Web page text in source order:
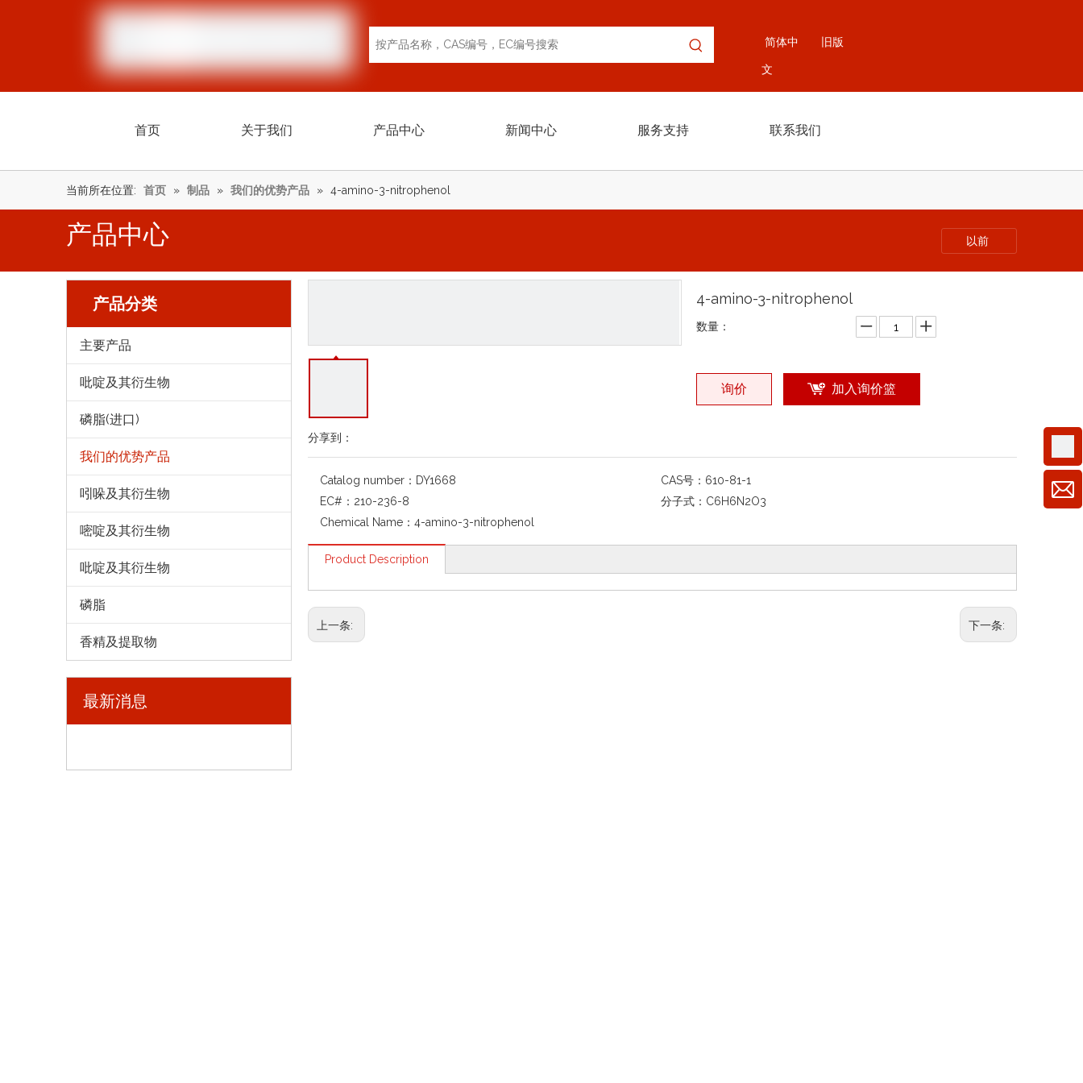
简体中
文
旧版
首页 关于我们 产品中心 新闻中心 服务支持 联系我们
当前所在位置: 首页 » 制品 » 我们的优势产品 » 4-amino-3-nitrophenol
产品中心 以前
产品分类
主要产品
吡啶及其衍生物
磷脂(进口)
我们的优势产品
吲哚及其衍生物
嘧啶及其衍生物
吡啶及其衍生物
磷脂
香精及提取物
最新消息
分享到：
4-amino-3-nitrophenol
数量：
询价 加入询价篮
Catalog number： DY1668 CAS号： 610-81-1
EC#： 210-236-8 分子式： C6H6N2O3
Chemical Name： 4-amino-3-nitrophenol
Product Description
上一条: 下一条: